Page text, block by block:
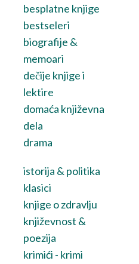
besplatne knjige
bestseleri
biografije &
memoari
dečije knjige i
lektire
domaća književna
dela
drama
istorija & politika
klasici
knjige o zdravlju
književnost &
poezija
krimići - krimi